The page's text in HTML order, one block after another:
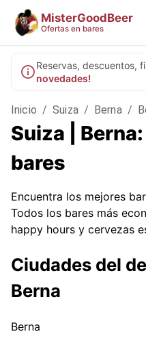
MisterGoodBeer
Ofertas en bares
Reservas, descuentos,
novedades!
Inicio / Suiza / Berna /
Suiza |
bares
Encuentra los mejores
Todos los bares más
happy hours y cervezas
Ciudades del
Berna
Berna